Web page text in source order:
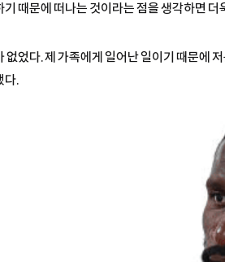
때문에 떠나는 것이라는 점을 생각하면 더
었다. 제 가족에게 일어난 일이기 때문에
다.